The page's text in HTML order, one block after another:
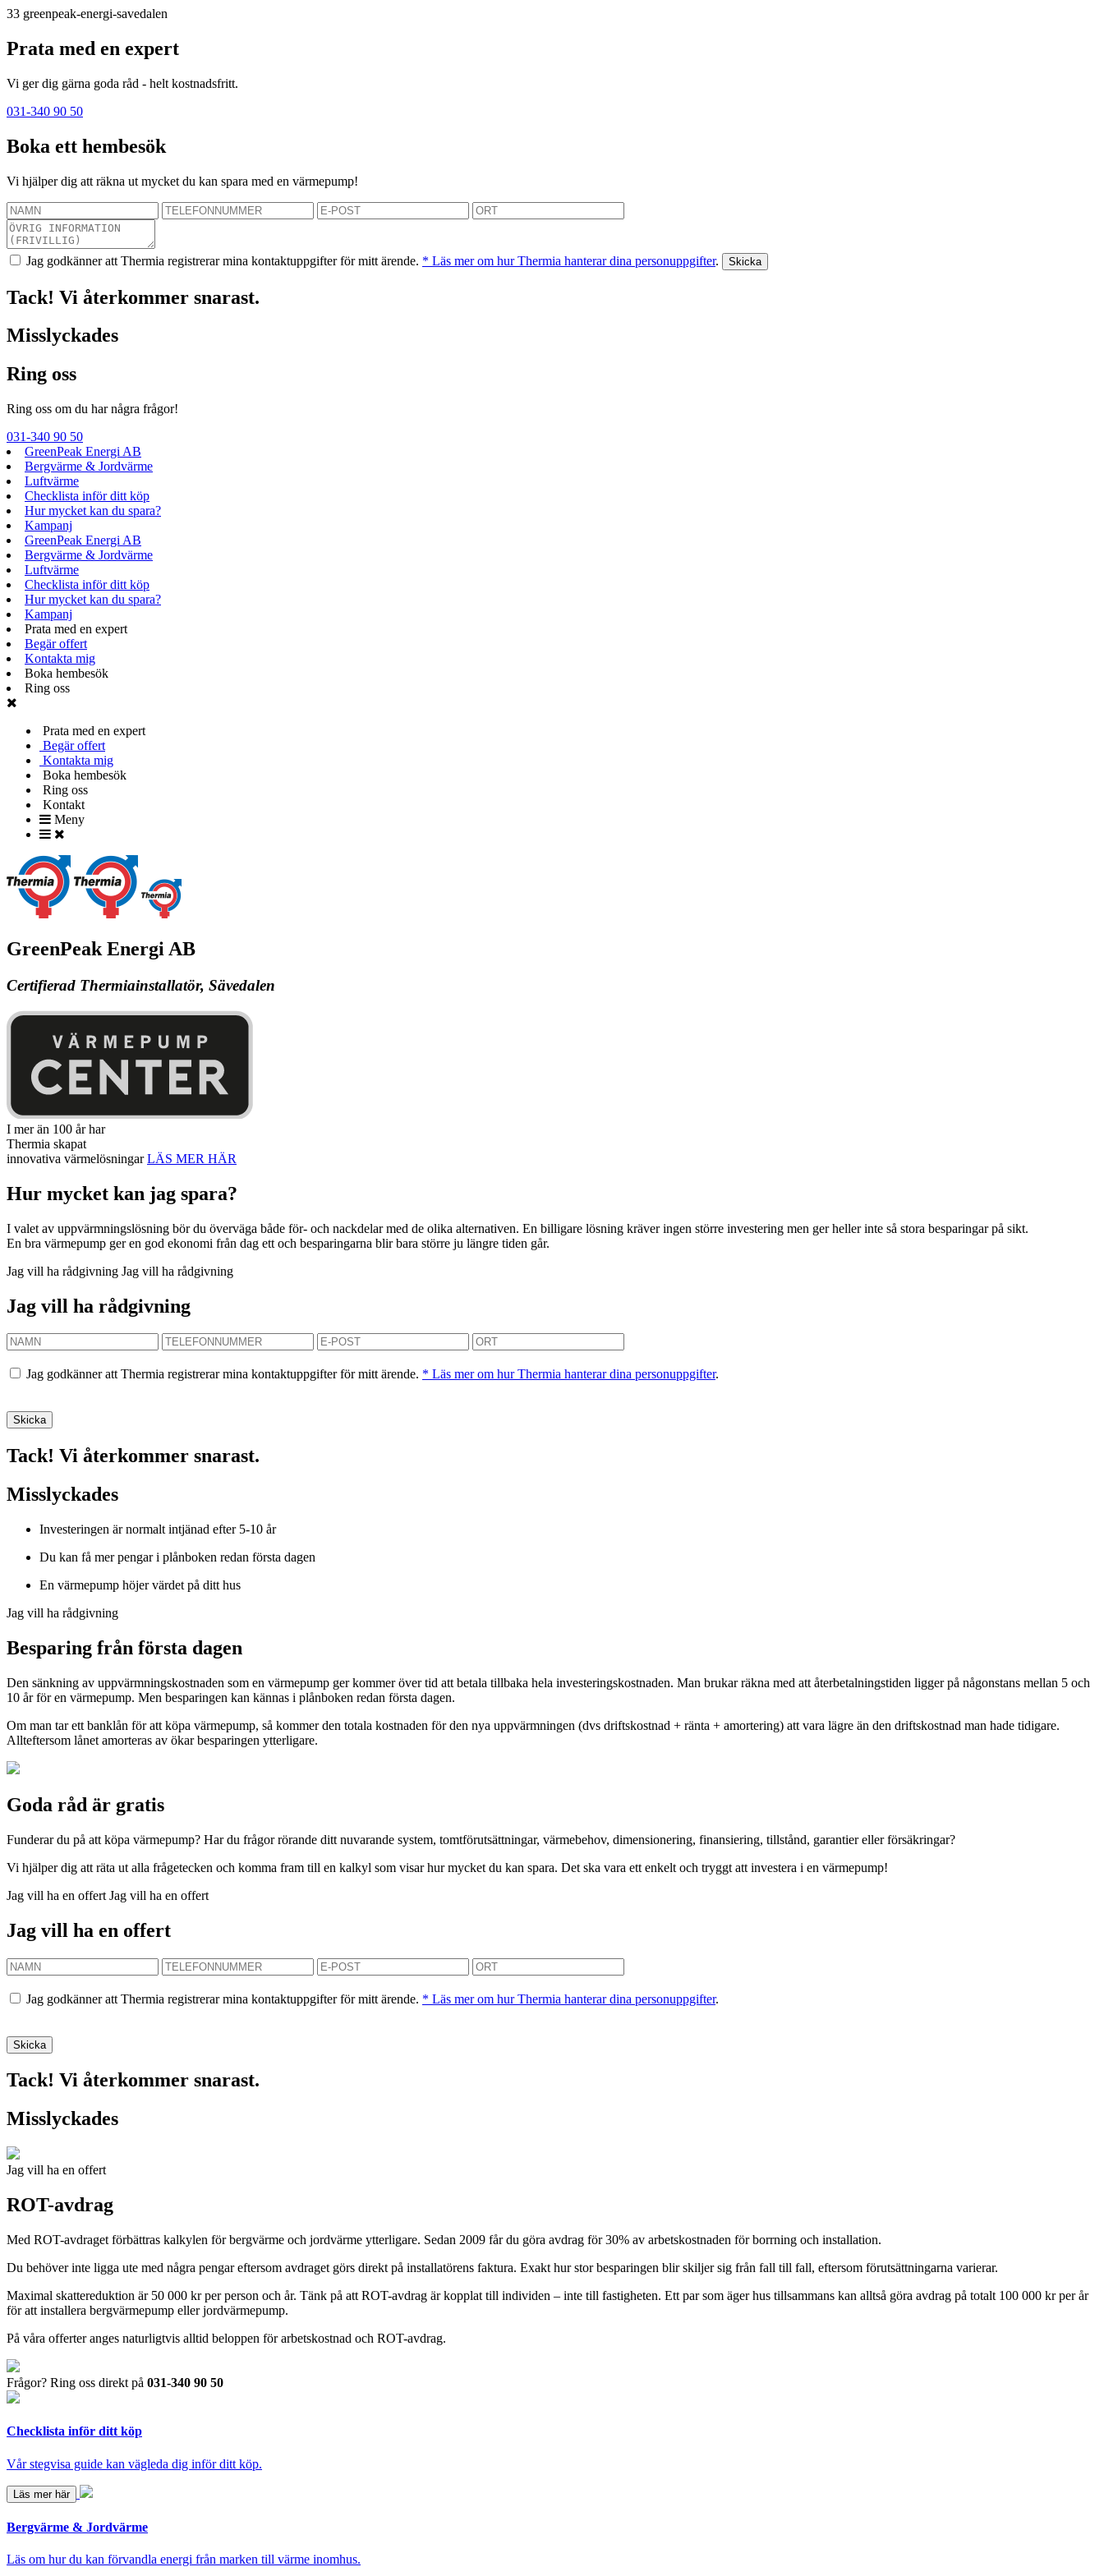
33 greenpeak-energi-savedalen
Prata med en expert
Vi ger dig gärna goda råd - helt kostnadsfritt.
031-340 90 50
Boka ett hembesök
Vi hjälper dig att räkna ut mycket du kan spara med en värmepump!
Jag godkänner att Thermia registrerar mina kontaktuppgifter för mitt ärende. * Läs mer om hur Thermia hanterar dina personuppgifter.
Tack! Vi återkommer snarast.
Misslyckades
Ring oss
Ring oss om du har några frågor!
031-340 90 50
GreenPeak Energi AB
Bergvärme & Jordvärme
Luftvärme
Checklista inför ditt köp
Hur mycket kan du spara?
Kampanj
GreenPeak Energi AB
Bergvärme & Jordvärme
Luftvärme
Checklista inför ditt köp
Hur mycket kan du spara?
Kampanj
Prata med en expert
Begär offert
Kontakta mig
Boka hembesök
Ring oss
Prata med en expert
Begär offert
Kontakta mig
Boka hembesök
Ring oss
Kontakt
Meny
GreenPeak Energi AB
Certifierad Thermiainstallatör, Sävedalen
I mer än 100 år har
Thermia skapat
innovativa värmelösningar LÄS MER HÄR
Hur mycket kan jag spara?
I valet av uppvärmningslösning bör du överväga både för- och nackdelar med de olika alternativen. En billigare lösning kräver ingen större investering men ger heller inte så stora besparingar på sikt.
En bra värmepump ger en god ekonomi från dag ett och besparingarna blir bara större ju längre tiden går.
Jag vill ha rådgivning Jag vill ha rådgivning
Jag vill ha rådgivning
Jag godkänner att Thermia registrerar mina kontaktuppgifter för mitt ärende. * Läs mer om hur Thermia hanterar dina personuppgifter.
Tack! Vi återkommer snarast.
Misslyckades
Investeringen är normalt intjänad efter 5-10 år
Du kan få mer pengar i plånboken redan första dagen
En värmepump höjer värdet på ditt hus
Jag vill ha rådgivning
Besparing från första dagen
Den sänkning av uppvärmningskostnaden som en värmepump ger kommer över tid att betala tillbaka hela investeringskostnaden. Man brukar räkna med att återbetalningstiden ligger på någonstans mellan 5 och
10 år för en värmepump. Men besparingen kan kännas i plånboken redan första dagen.
Om man tar ett banklån för att köpa värmepump, så kommer den totala kostnaden för den nya uppvärmningen (dvs driftskostnad + ränta + amortering) att vara lägre än den driftskostnad man hade tidigare.
Allteftersom lånet amorteras av ökar besparingen ytterligare.
Goda råd är gratis
Funderar du på att köpa värmepump? Har du frågor rörande ditt nuvarande system, tomtförutsättningar, värmebehov, dimensionering, finansiering, tillstånd, garantier eller försäkringar?
Vi hjälper dig att räta ut alla frågetecken och komma fram till en kalkyl som visar hur mycket du kan spara. Det ska vara ett enkelt och tryggt att investera i en värmepump!
Jag vill ha en offert Jag vill ha en offert
Jag vill ha en offert
Jag godkänner att Thermia registrerar mina kontaktuppgifter för mitt ärende. * Läs mer om hur Thermia hanterar dina personuppgifter.
Tack! Vi återkommer snarast.
Misslyckades
Jag vill ha en offert
ROT-avdrag
Med ROT-avdraget förbättras kalkylen för bergvärme och jordvärme ytterligare. Sedan 2009 får du göra avdrag för 30% av arbetskostnaden för borrning och installation.
Du behöver inte ligga ute med några pengar eftersom avdraget görs direkt på installatörens faktura. Exakt hur stor besparingen blir skiljer sig från fall till fall, eftersom förutsättningarna varierar.
Maximal skattereduktion är 50 000 kr per person och år. Tänk på att ROT-avdrag är kopplat till individen – inte till fastigheten. Ett par som äger hus tillsammans kan alltså göra avdrag på totalt 100 000 kr per år
för att installera bergvärmepump eller jordvärmepump.
På våra offerter anges naturligtvis alltid beloppen för arbetskostnad och ROT-avdrag.
Frågor? Ring oss direkt på 031-340 90 50
Checklista inför ditt köp
Vår stegvisa guide kan vägleda dig inför ditt köp.
Läs mer här
Bergvärme & Jordvärme
Läs om hur du kan förvandla energi från marken till värme inomhus.